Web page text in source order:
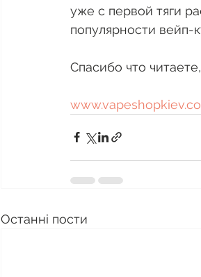
уже с первой тяги
популярности вейп-
Спасибо что
Останні пости